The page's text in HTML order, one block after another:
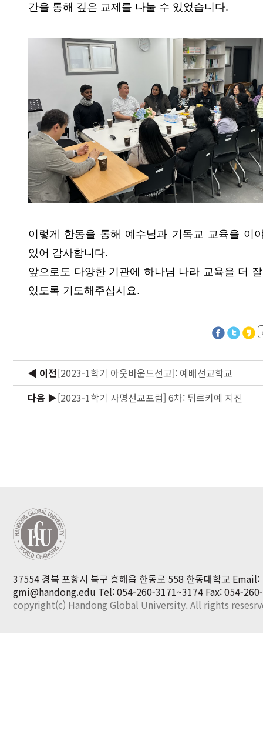
간을 통해 깊은 교제를 나눌 수 있었습니다.
이렇게 한동을 통해 예수님과 기독교 교육을 이
있어 감사합니다.
앞으로도 다양한 기관에 하나님 나라 교육을 더
있도록 기도해주십시요.
◀ 이전[2023-1학기 아웃바운드선교]: 예배선교학교
다음 ▶[2023-1학기 사명선교포럼] 6차: 튀르키예 지진
37554 경북 포항시 북구 흥해읍 한동로 558 한동대학교 Email:
gmi@handong.edu Tel: 054-260-3171~3174 Fax: 054-
copyright(c) Handong Global University. All rights